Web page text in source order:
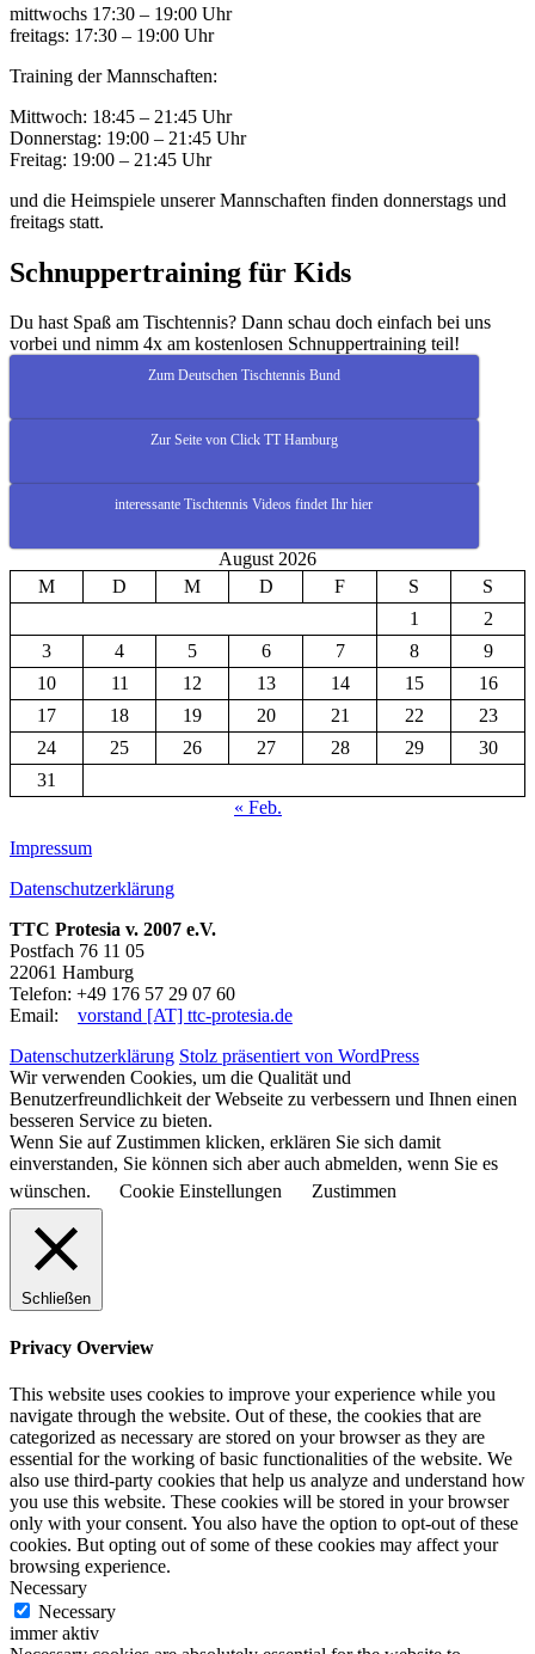
mittwochs 17:30 – 19:00 Uhr
freitags: 17:30 – 19:00 Uhr
Training der Mannschaften:
Mittwoch: 18:45 – 21:45 Uhr
Donnerstag: 19:00 – 21:45 Uhr
Freitag: 19:00 – 21:45 Uhr
und die Heimspiele unserer Mannschaften finden donnerstags und
freitags statt.
Schnuppertraining für Kids
Du hast Spaß am Tischtennis? Dann schau doch einfach bei uns
vorbei und nimm 4x am kostenlosen Schnuppertraining teil!
Zum Deutschen Tischtennis Bund
Zur Seite von Click TT Hamburg
interessante Tischtennis Videos findet Ihr hier
August 2026
M
D M D F S
S
1
2
3
4 5 6 7 8
9
10
11 12 13 14 15
16
17
18 19 20 21 22
23
24
25 26 27 28 29
30
31
« Feb.
Impressum
Datenschutzerklärung
TTC Protesia v. 2007 e.V.
Postfach 76 11 05
22061 Hamburg
Telefon: +49 176 57 29 07 60
Email: vorstand [AT] ttc-protesia.de
Datenschutzerklärung Stolz präsentiert von WordPress
Wir verwenden Cookies, um die Qualität und
Benutzerfreundlichkeit der Webseite zu verbessern und Ihnen einen
besseren Service zu bieten.
Wenn Sie auf Zustimmen klicken, erklären Sie sich damit
einverstanden, Sie können sich aber auch abmelden, wenn Sie es
wünschen.
Cookie Einstellungen Zustimmen
Schließen
Privacy Overview
This website uses cookies to improve your experience while you
navigate through the website. Out of these, the cookies that are
categorized as necessary are stored on your browser as they are
essential for the working of basic functionalities of the website. We
also use third-party cookies that help us analyze and understand how
you use this website. These cookies will be stored in your browser
only with your consent. You also have the option to opt-out of these
cookies. But opting out of some of these cookies may affect your
browsing experience.
Necessary
Necessary
immer aktiv